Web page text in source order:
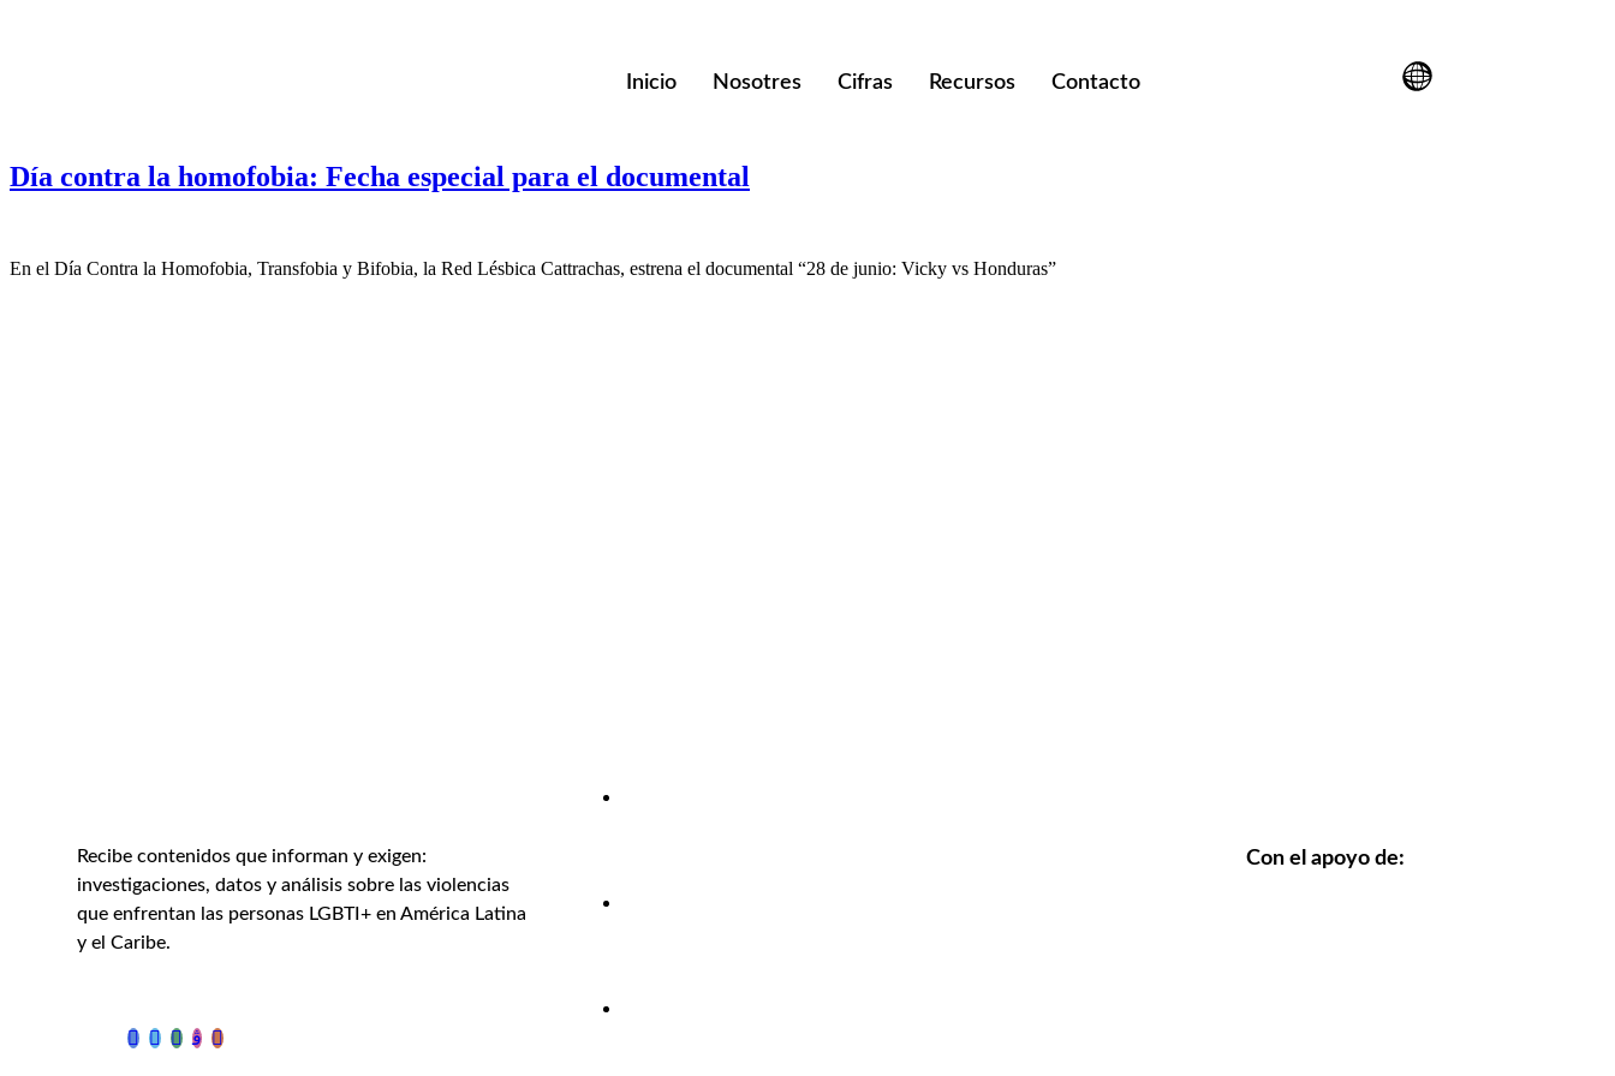
Inicio Nosotres Cifras Recursos Contacto
Día contra la homofobia: Fecha especial para el documental
En el Día Contra la Homofobia, Transfobia y Bifobia, la Red Lésbica Cattrachas, estrena el documental “28 de junio: Vicky vs Honduras”
Recibe contenidos que informan y exigen:
investigaciones, datos y análisis sobre las violencias
que enfrentan las personas LGBTI+ en América Latina
y el Caribe.
Con el apoyo de: